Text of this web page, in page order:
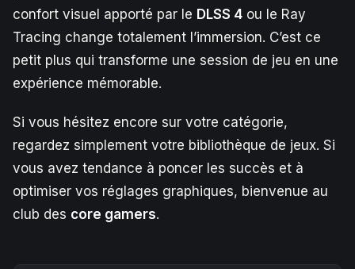
confort visuel apporté par le DLSS 4 ou le Ray
Tracing change totalement l’immersion. C’est ce
petit plus qui transforme une session de jeu en une
expérience mémorable.
Si vous hésitez encore sur votre catégorie,
regardez simplement votre bibliothèque de jeux. Si
vous avez tendance à poncer les succès et à
optimiser vos réglages graphiques, bienvenue au
club des core gamers.